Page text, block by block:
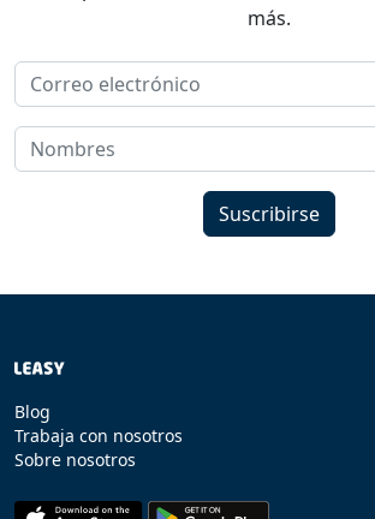
más.
Suscribirse
Blog
Trabaja con nosotros
Sobre nosotros